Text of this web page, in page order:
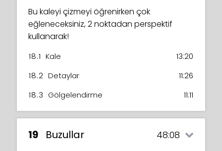
Bu kaleyi çizmeyi öğrenirken çok
eğleneceksiniz, 2 noktadan perspektif
kullanarak!
18.1 Kale
13:20
18.2 Detaylar
11:26
18.3 Gölgelendirme 11:11
19 Buzullar 48:08